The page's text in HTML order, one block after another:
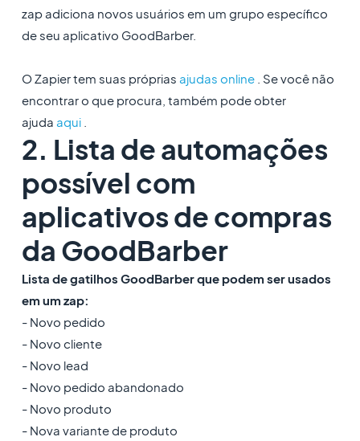
zap adiciona novos usuários em um grupo específico
de seu aplicativo GoodBarber.
O Zapier tem suas próprias ajudas online. Se você não
encontrar o que procura, também pode obter
ajuda aqui.
2. Lista de automações
possível com
aplicativos de compras
da GoodBarber
Lista de gatilhos GoodBarber que podem ser usados
em um zap:
- Novo pedido
- Novo cliente
- Novo lead
- Novo pedido abandonado
- Novo produto
- Nova variante de produto